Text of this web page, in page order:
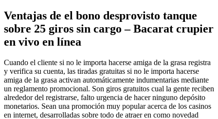
Ventajas de el bono desprovisto tanque
sobre 25 giros sin cargo – Bacarat crupier
en vivo en línea
Cuando el cliente si no le importa hacerse amiga de la grasa registra
y verifica su cuenta, las tiradas gratuitas si no le importa hacerse
amiga de la grasa activan automáticamente indumentarias mediante
un reglamento promocional. Son giros gratuitos cual la gente reciben
alrededor del registrarse, falto urgencia de hacer ninguno depósito
monetarios. Sean una promoción muy popular acerca de los casinos
en internet, desarrolladas sobre todo de atraer en como novedad